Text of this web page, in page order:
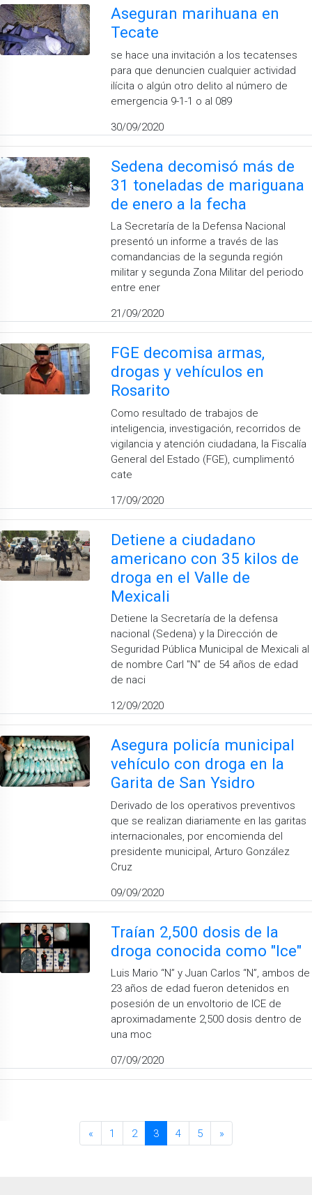
Aseguran marihuana en
Tecate
se hace una invitación a los tecatenses
para que denuncien cualquier actividad
ilícita o algún otro delito al número de
emergencia 9-1-1 o al 089
30/09/2020
Sedena decomisó más de
31 toneladas de mariguana
de enero a la fecha
La Secretaría de la Defensa Nacional
presentó un informe a través de las
comandancias de la segunda región
militar y segunda Zona Militar del periodo
entre ener
21/09/2020
FGE decomisa armas,
drogas y vehículos en
Rosarito
Como resultado de trabajos de
inteligencia, investigación, recorridos de
vigilancia y atención ciudadana, la Fiscalía
General del Estado (FGE), cumplimentó
cate
17/09/2020
Detiene a ciudadano
americano con 35 kilos de
droga en el Valle de
Mexicali
Detiene la Secretaría de la defensa
nacional (Sedena) y la Dirección de
Seguridad Pública Municipal de Mexicali al
de nombre Carl "N" de 54 años de edad
de naci
12/09/2020
Asegura policía municipal
vehículo con droga en la
Garita de San Ysidro
Derivado de los operativos preventivos
que se realizan diariamente en las garitas
internacionales, por encomienda del
presidente municipal, Arturo González
Cruz
09/09/2020
Traían 2,500 dosis de la
droga conocida como "Ice"
Luis Mario “N” y Juan Carlos “N”, ambos de
23 años de edad fueron detenidos en
posesión de un envoltorio de ICE de
aproximadamente 2,500 dosis dentro de
una moc
07/09/2020
« 1 2 3 4 5 »